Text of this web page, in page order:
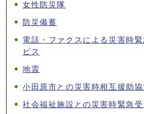
女性防災隊
防災備蓄
電話・ファクスによる災害時
ビス
地震
小田原市との災害時相互援助協
社会福祉施設との災害時緊急